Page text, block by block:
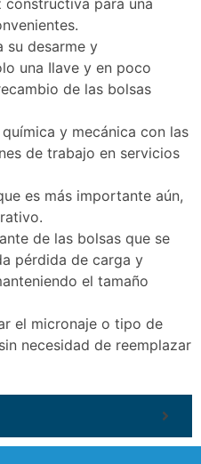
su desarme y
una Ilave y en poco
de las bolsas
y mecánica con las
de trabajo en servicios
es más importante aún,
de las bolsas que se
pérdida de carga y
el tamaño
el micronaje o tipo de
necesidad de reemplazar